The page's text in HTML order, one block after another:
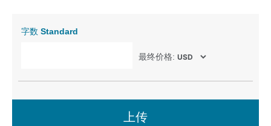
字数 Standard
最终价格:
上传